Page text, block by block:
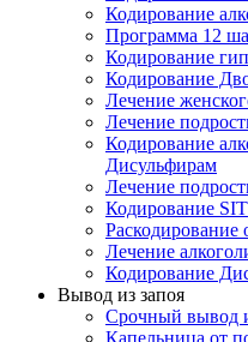
Кодирование
Программа 12
Кодирование
Кодирование
Лечение
Лечение
Кодирование
Дисульфирам
Лечение
Кодирование SIT
Раскодирование
Лечение
Кодирование
Вывод из запоя
Срочный вывод
Капельница от